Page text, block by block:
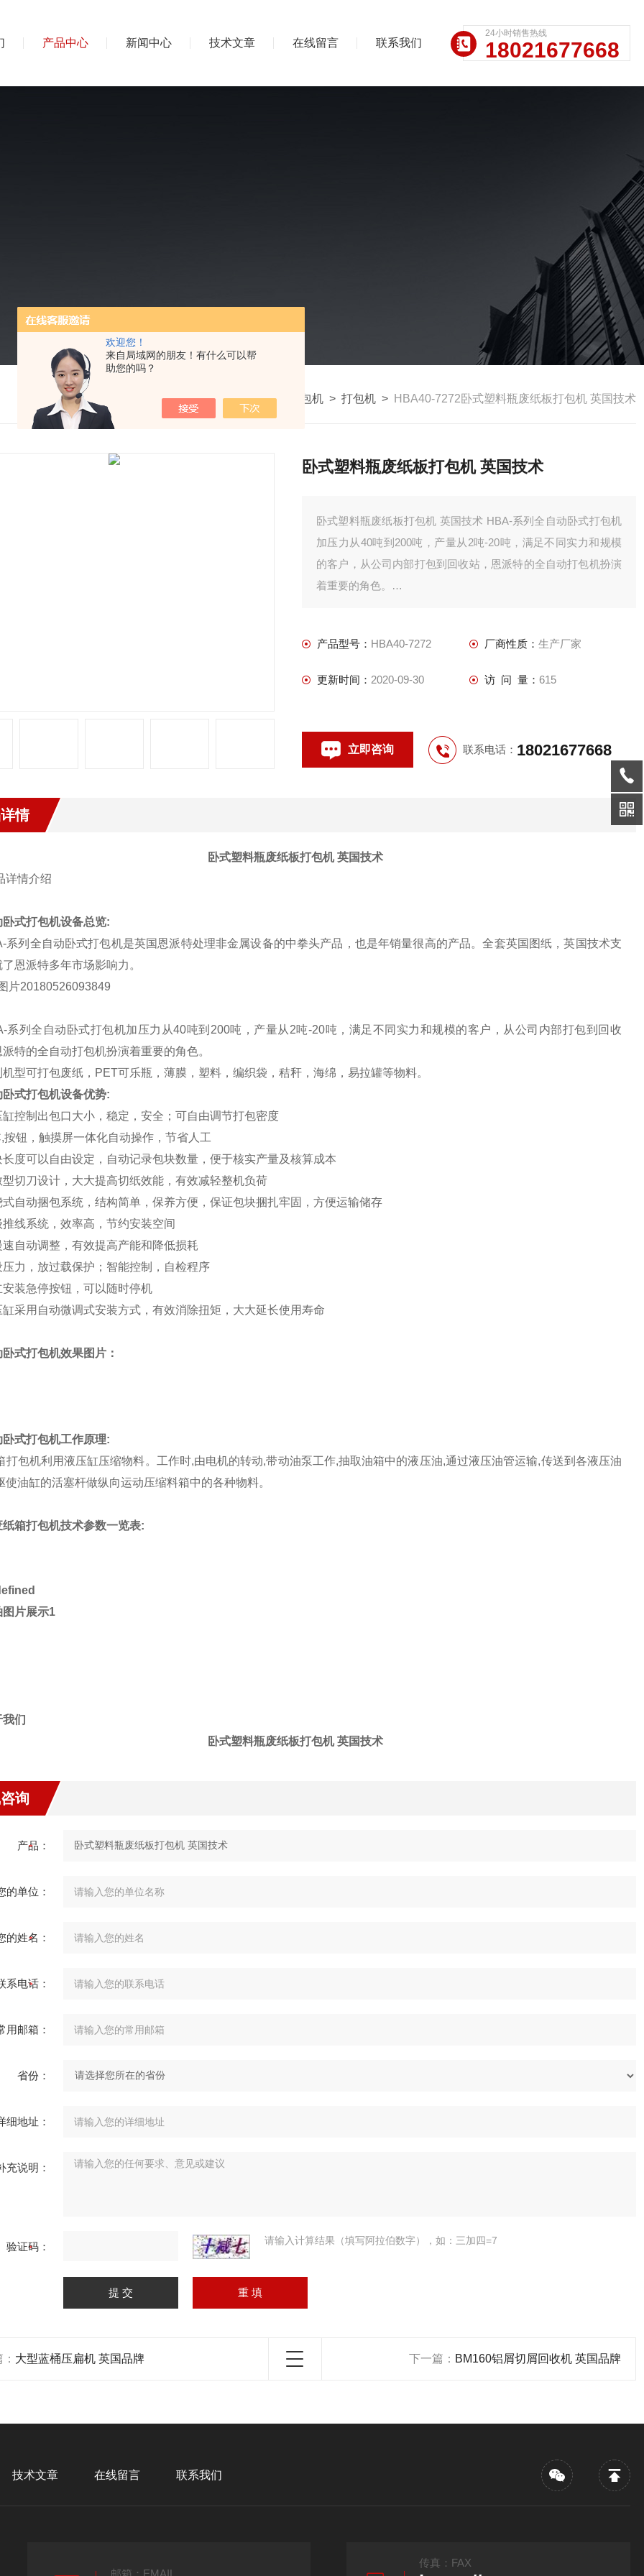
欢迎您！
来自局域网的朋友！有什么可以帮
助您的吗？
产品中心 新闻中心 技术文章 在线留言 联系我们
24小时销售热线
18021677668
我的位置：首页>产品中心> 打包机 > 打包机 > HBA40-7272卧式塑料瓶废纸板打包机 英国技术
卧式塑料瓶废纸板打包机 英国技术
卧式塑料瓶废纸板打包机 英国技术 HBA-系列全自动卧式打包机
加压力从40吨到200吨，产量从2吨-20吨，满足不同实力和规模
的客户，从公司内部打包到回收站，恩派特的全自动打包机扮演
着重要的角色。
产品型号： HBA40-7272 厂商性质： 生产厂家
更新时间： 2020-09-30 访 问 量： 615
立即咨询 联系电话： 18021677668
情
卧式塑料瓶废纸板打包机 英国技术
卧式打包机设备总览:
系列全自动卧式打包机是英国恩派特处理非金属设备的中拳头产品，也是年销量很高的产品。全套英国图纸，英国技术支
恩派特多年市场影响力。
系列全自动卧式打包机加压力从40吨到200吨，产量从2吨-20吨，满足不同实力和规模的客户，从公司内部打包到回收
特的全自动打包机扮演着重要的角色。
型可打包废纸， PET可乐瓶，薄膜，塑料，编织袋，秸秆，海绵，易拉罐等物料。
卧式打包机设备优势:
控制出包口大小，稳定，安全；可自由调节打包密度
钮，触摸屏一体化自动操作，节省人工
度可以自由设定，自动记录包块数量，便于核实产量及核算成本
切刀设计，大大提高切纸效能，有效减轻整机负荷
自动捆包系统，结构简单，保养方便，保证包块捆扎牢固，方便运输储存
线系统，效率高，节约安装空间
自动调整，有效提高产能和降低损耗
力，放过载保护；智能控制，自检程序
装急停按钮，可以随时停机
采用自动微调式安装方式，有效消除扭矩，大大延长使用寿命
式打包机效果图片：
卧式打包机工作原理:
包机利用液压缸压缩物料。工作时,由电机的转动,带动油泵工作,抽取油箱中的液压油,通过液压油管运输,传送到各液压油
使油缸的活塞杆做纵向运动压缩料箱中的各种物料。
纸箱打包机技术参数一览表:
卧式塑料瓶废纸板打包机 英国技术
询
产品：
的单位：
的姓名：
系电话：
用邮箱：
省份：
细地址：
充说明：
验证码： 请输入计算结果（填写阿拉伯数字），如：三加四=7
大型蓝桶压扁机 英国品牌 下一篇： BM160铝屑切屑回收机 英国品牌
技术文章 在线留言 联系我们
邮箱：EMAIL
传真：FAX